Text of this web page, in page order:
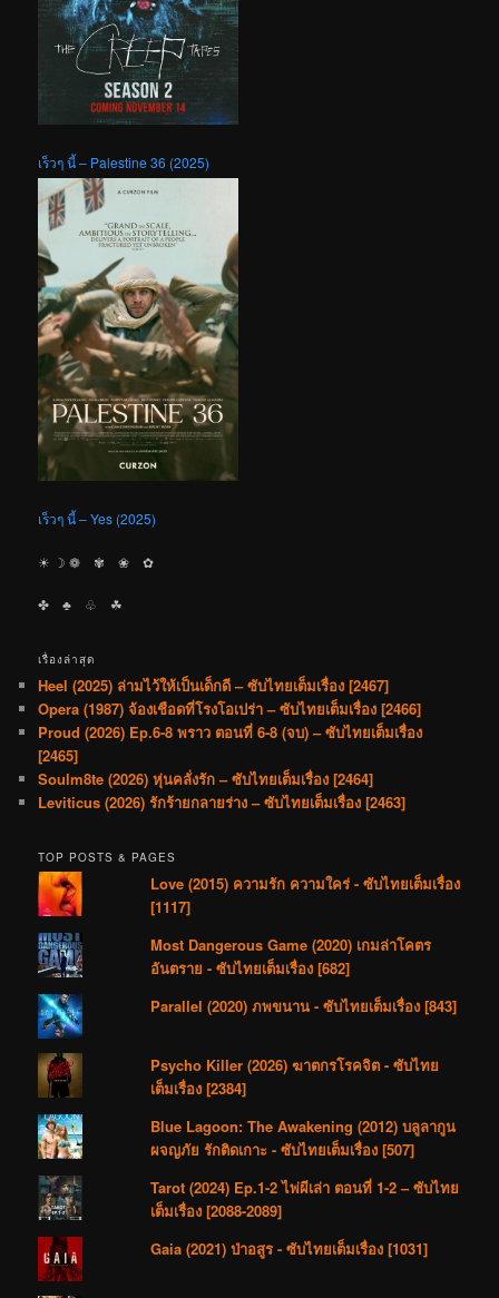
เร็วๆ นี้ – Palestine 36 (2025)
เร็วๆ นี้ – Yes (2025)
☀︎ ☽ ❁ ✾ ❀ ✿
✤ ♣︎ ♧ ☘︎
เรื่องล่าสุด
Heel (2025) ล่ามไว้ให้เป็นเด็กดี – ซับไทยเต็มเรื่อง [2467]
Opera (1987) จ้องเชือดที่โรงโอเปร่า – ซับไทยเต็มเรื่อง [2466]
Proud (2026) Ep.6-8 พราว ตอนที่ 6-8 (จบ) – ซับไทยเต็มเรื่อง
[2465]
Soulm8te (2026) หุ่นคลั่งรัก – ซับไทยเต็มเรื่อง [2464]
Leviticus (2026) รักร้ายกลายร่าง – ซับไทยเต็มเรื่อง [2463]
TOP POSTS & PAGES
Love (2015) ความรัก ความใคร่ - ซับไทยเต็มเรื่อง
[1117]
Most Dangerous Game (2020) เกมล่าโคตร
อันตราย - ซับไทยเต็มเรื่อง [682]
Parallel (2020) ภพขนาน - ซับไทยเต็มเรื่อง [843]
Psycho Killer (2026) ฆาตกรโรคจิต - ซับไทย
เต็มเรื่อง [2384]
Blue Lagoon: The Awakening (2012) บลูลากูน
ผจญภัย รักติดเกาะ - ซับไทยเต็มเรื่อง [507]
Tarot (2024) Ep.1-2 ไพ่ผีเล่า ตอนที่ 1-2 – ซับไทย
เต็มเรื่อง [2088-2089]
Gaia (2021) ป่าอสูร - ซับไทยเต็มเรื่อง [1031]